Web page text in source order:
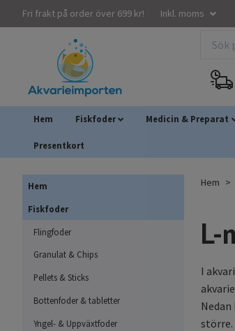
Fri frakt på order över 699 kr! Inkl. moms
Hem Fiskfoder Medicin & Preparat
Presentkort
Hem
Fiskfoder
Flingfoder
Granulat & Chips
Pellets & Sticks
Bottenfoder & tabletter
Yngel- & Uppväxtfoder
Hem
L-
I
större.